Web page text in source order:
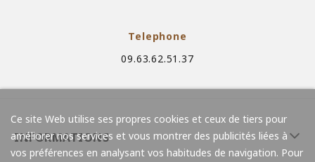
Telephone
09.63.62.51.37
INFORMATIONS
Ce site Web utilise ses propres cookies et ceux de tiers pour
améliorer nos services et vous montrer des publicités liées à
vos préférences en analysant vos habitudes de navigation. Pour